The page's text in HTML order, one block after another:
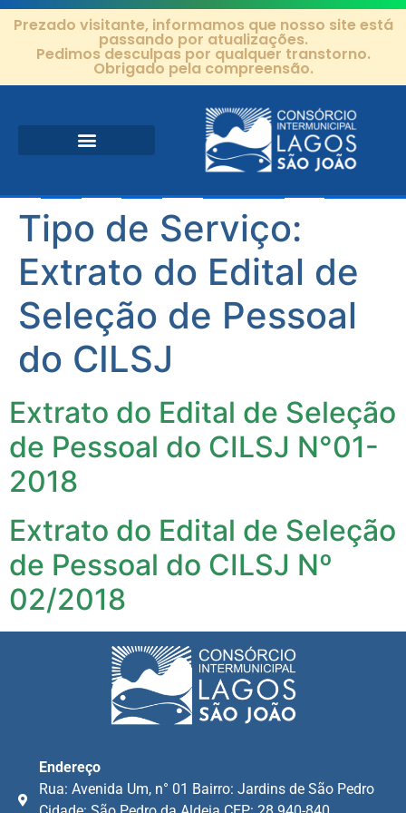
Prezado visitante, informamos que nosso site está
passando por atualizações.
Pedimos desculpas por qualquer transtorno.
Obrigado pela compreensão.
Tipo de Serviço:
Extrato do Edital de
Seleção de Pessoal
do CILSJ
Extrato do Edital de Seleção
de Pessoal do CILSJ N°01-
2018
Extrato do Edital de Seleção
de Pessoal do CILSJ Nº
02/2018
Endereço
Rua: Avenida Um, n° 01 Bairro: Jardins de São Pedro